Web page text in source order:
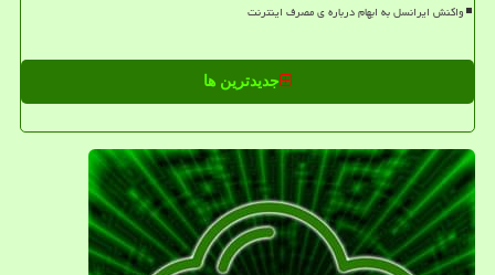
واکنش ایرانسل به ابهام درباره ی مصرف اینترنت
جدیدترین ها